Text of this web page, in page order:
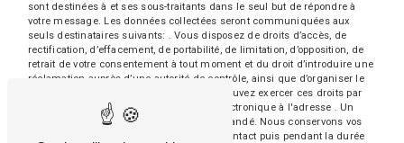
sont destinées à et ses sous-traitants dans le seul but de répondre à
votre message. Les données collectées seront communiquées aux
seuls destinataires suivants: . Vous disposez de droits d’accès, de
rectification, d’effacement, de portabilité, de limitation, d’opposition, de
retrait de votre consentement à tout moment et du droit d’introduire une
réclamation auprès d’une autorité de contrôle, ainsi que d’organiser le
sort de vos données post-mortem. Vous pouvez exercer ces droits par
voie postale à l'adresse ou par courrier électronique à l'adresse . Un
justificatif d'identité pourra vous être demandé. Nous conservons vos
données pendant la période de prise de contact puis pendant la durée